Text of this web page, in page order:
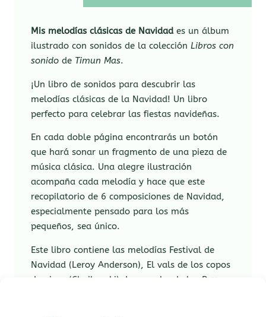
Mis melodías clásicas de Navidades un álbum
ilustrado con sonidos de la colección Libros con
sonido de Timun Mas.
¡Un libro de sonidos para descubrir las
melodías clásicas de la Navidad! Un libro
perfecto para celebrar las fiestas navideñas.
En cada doble página encontrarás un botón
que hará sonar un fragmento de una pieza de
música clásica. Una alegre ilustración
acompaña cada melodía y hace que este
recopilatorio de 6 composiciones de Navidad,
especialmente pensado para los más
pequeños, sea único.
Este libro contiene las melodías Festival de
Navidad (Leroy Anderson), El vals de los copos
de nieve (Chaikovski), La marcha de los Reyes